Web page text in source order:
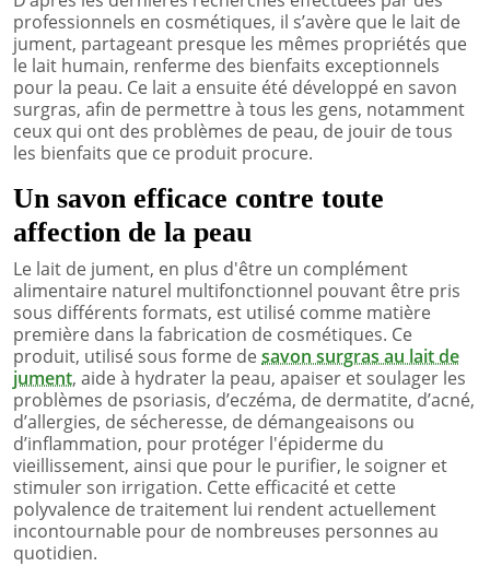
professionnels en cosmétiques, il s’avère que le lait de
jument, partageant presque les mêmes propriétés que
le lait humain, renferme des bienfaits exceptionnels
pour la peau. Ce lait a ensuite été développé en savon
surgras, afin de permettre à tous les gens, notamment
ceux qui ont des problèmes de peau, de jouir de tous
les bienfaits que ce produit procure.
Un savon efficace contre toute
affection de la peau
Le lait de jument, en plus d'être un complément
alimentaire naturel multifonctionnel pouvant être pris
sous différents formats, est utilisé comme matière
première dans la fabrication de cosmétiques. Ce
produit, utilisé sous forme desavon surgras au lait de
jument, aide à hydrater la peau, apaiser et soulager les
problèmes de psoriasis, d’eczéma, de dermatite, d’acné,
d’allergies, de sécheresse, de démangeaisons ou
d’inflammation, pour protéger l'épiderme du
vieillissement, ainsi que pour le purifier, le soigner et
stimuler son irrigation. Cette efficacité et cette
polyvalence de traitement lui rendent actuellement
incontournable pour de nombreuses personnes au
quotidien.